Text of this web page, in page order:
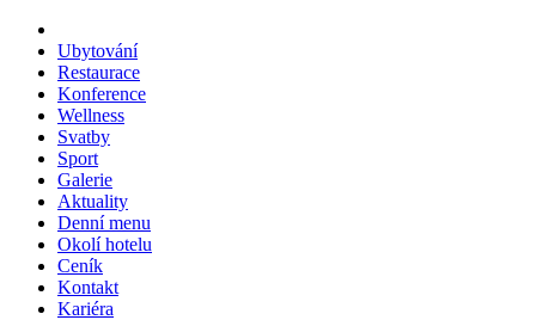
Ubytování
Restaurace
Konference
Wellness
Svatby
Sport
Galerie
Aktuality
Denní menu
Okolí hotelu
Ceník
Kontakt
Kariéra